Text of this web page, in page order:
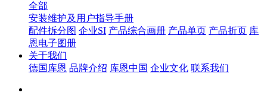
全部
安装维护及用户指导手册
配件拆分图 企业SI 产品综合画册 产品单页 产品折页 库
恩电子图册
关于我们
德国库恩 品牌介绍 库恩中国 企业文化 联系我们